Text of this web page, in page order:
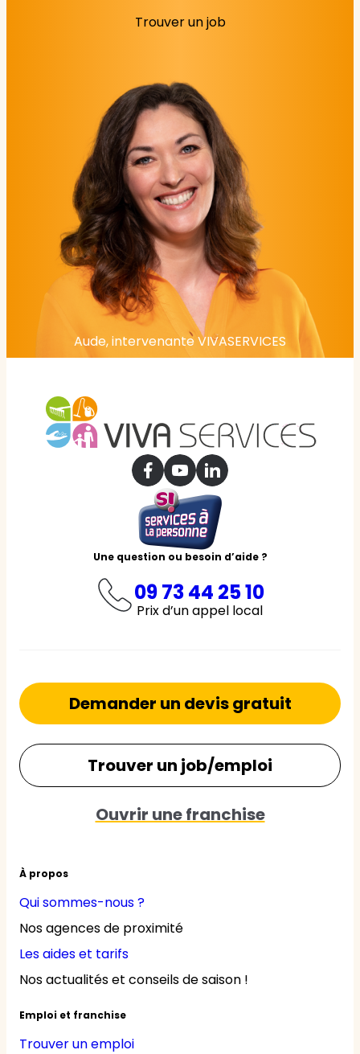
Trouver un job
Aude, intervenante VIVASERVICES
Une question ou besoin d’aide ?
09 73 44 25 10
Prix d’un appel local
À propos
Qui sommes-nous ?
Nos agences de proximité
Les aides et tarifs
Nos actualités et conseils de saison !
Emploi et franchise
Trouver un emploi
Demander un devis gratuit
Trouver un job/emploi
Ouvrir une franchise